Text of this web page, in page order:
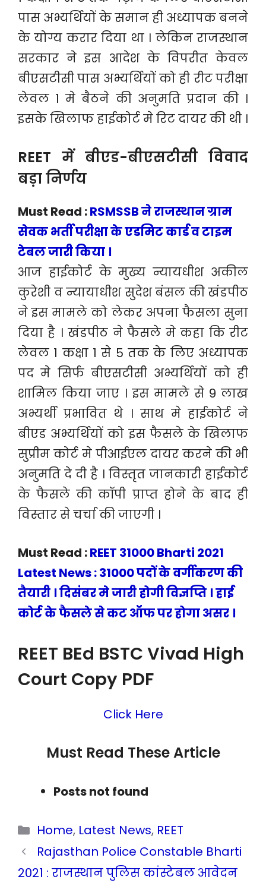
पास अभ्यर्थियों के समान ही अध्यापक बनने
के योग्य करार दिया था । लेकिन राजस्थान
सरकार ने इस आदेश के विपरीत केवल
बीएसटीसी पास अभ्यर्थियों को ही रीट परीक्षा
लेवल 1 मे बैठने की अनुमति प्रदान की ।
इसके खिलाफ हाईकोर्ट मे रिट दायर की थी ।
REET में बीएड-बीएसटीसी विवाद
बड़ा निर्णय
Must Read :RSMSSB ने राजस्थान ग्राम
सेवक भर्ती परीक्षा के एडमिट कार्ड व टाइम
टेबल जारी किया ।
आज हाईकोर्ट के मुख्य न्यायधीश अकील
कुरेशी व न्यायाधीश सुदेश बंसल की खंडपीठ
ने इस मामले को लेकर अपना फैसला सुना
दिया है । खंडपीठ ने फैसले मे कहा कि रीट
लेवल 1 कक्षा 1 से 5 तक के लिए अध्यापक
पद मे सिर्फ बीएसटीसी अभ्यर्थियों को ही
शामिल किया जाए । इस मामले से 9 लाख
अभ्यर्थी प्रभावित थे । साथ मे हाईकोर्ट ने
बीएड अभ्यर्थियों को इस फैसले के खिलाफ
सुप्रीम कोर्ट मे पीआईएल दायर करने की भी
अनुमति दे दी है । विस्तृत जानकारी हाईकोर्ट
के फैसले की कॉपी प्राप्त होने के बाद ही
विस्तार से चर्चा की जाएगी ।
Must Read :REET 31000 Bharti 2021
Latest News : 31000 पदों के वर्गीकरण की
तैयारी । दिसंबर मे जारी होगी विज्ञप्ति । हाई
कोर्ट के फैसले से कट ऑफ पर होगा असर ।
REET BEd BSTC Vivad High
Court Copy PDF
Click Here
Must Read These Article
Posts not found
Categories
Home, Latest News, REET
Rajasthan Police Constable Bharti
2021 : राजस्थान पुलिस कांस्टेबल आवेदन